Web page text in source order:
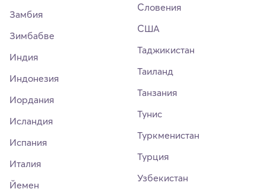
Замбия
Зимбабве
Индия
Индонезия
Иордания
Исландия
Испания
Италия
Йемен
Словения
США
Таджикистан
Таиланд
Танзания
Тунис
Туркменистан
Турция
Узбекистан